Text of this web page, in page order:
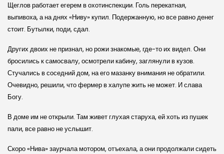
Щеглов работает егерем в охотинспекции. Голь перекатная,
выпивоха, а на днях «Ниву» купил. Подержанную, но все равно денег
стоит. Бутылки, поди, сдал.
Других двоих не признал, но рожи знакомые, где-то их видел. Они
бросились к самосвалу, осмотрели кабину, заглянули в кузов.
Стучались в соседний дом, на его мазанку внимания не обратили.
Очевидно, решили, что фермер в халупе жить не может. И слава
Богу.
В доме им не открыли. Там живет глухая старуха, ей хоть из пушек
пали, все равно не услышит.
Скоро «Нива» заурчала мотором, отъехала, а они продолжали сидеть